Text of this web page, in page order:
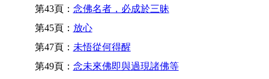
第43頁： 念佛名者，必成於三昧
第45頁： 放心
第47頁： 未悟從何得醒
第49頁： 念未來佛即與過現諸佛等